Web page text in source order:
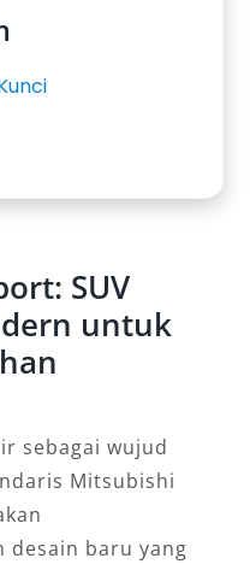
SUV
untuk
sebagai wujud
Mitsubishi
desain baru yang